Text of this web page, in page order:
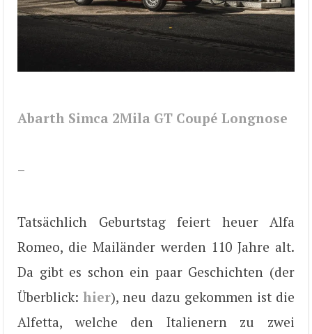
Abarth Simca 2Mila GT Coupé Longnose
–
Tatsächlich Geburtstag feiert heuer Alfa
Romeo, die Mailänder werden 110 Jahre alt.
Da gibt es schon ein paar Geschichten (der
Überblick:hier), neu dazu gekommen ist die
Alfetta, welche den Italienern zu zwei